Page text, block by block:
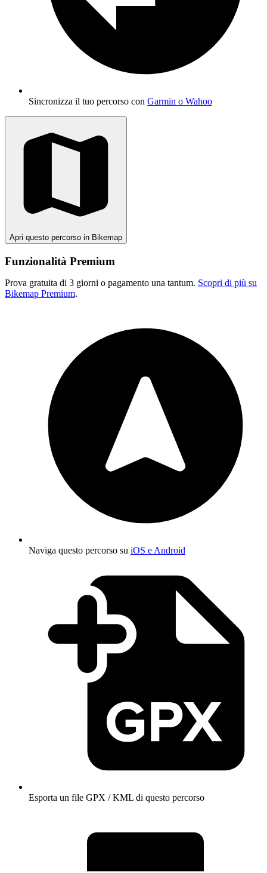
Sincronizza il tuo percorso con Garmin o Wahoo
Apri questo percorso in Bikemap
Funzionalità Premium
Prova gratuita di 3 giorni o pagamento una tantum. Scopri di più su
Bikemap Premium.
Naviga questo percorso su iOS e Android
Esporta un file GPX / KML di questo percorso